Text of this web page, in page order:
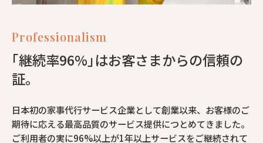
Professionalism
｢継続率96%｣はお客さまからの信頼の
証。
日本初の家事代行サービス企業として創業以来、お客様のご
期待に応える最高品質のサービス提供につとめてきました。
ご利用者の実に96%以上が1年以上サービスをご継続されて